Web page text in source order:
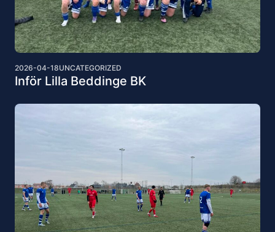
2026-04-18UNCATEGORIZED
Inför Lilla Beddinge BK